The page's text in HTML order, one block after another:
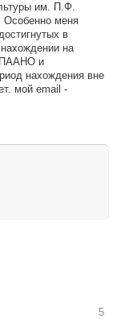
им. П.Ф.
Особенно меня
в
нахождении на
ПААНО и
нахождения вне
мой email -
5